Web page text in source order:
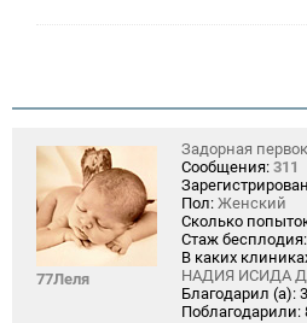
77Леля
Задорная
Сообщения: 311
Пол: Женский
Сколько
Стаж бесплодия:
В каких
НАДИЯ ИСИДА
Благодарил (а):
Поблагодарили: